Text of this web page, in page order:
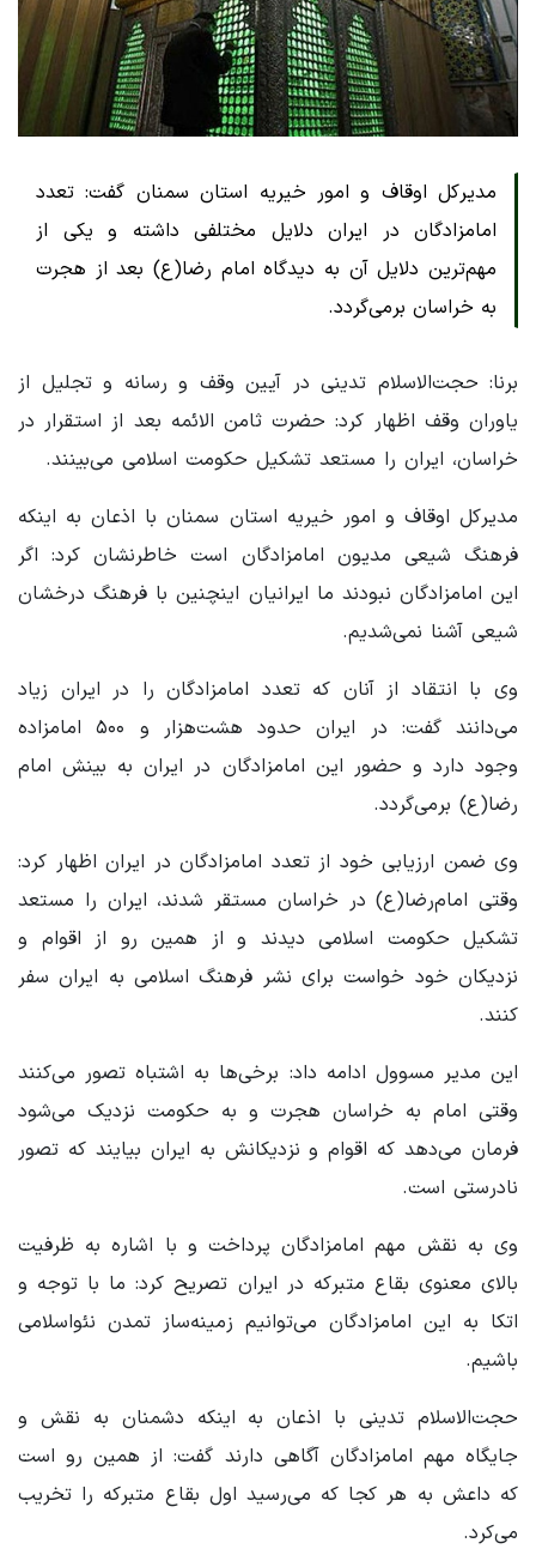
مدیرکل اوقاف و امور خیریه استان سمنان گفت: تعدد
امامزادگان در ایران دلایل مختلفی داشته و یکی از
مهم‌ترین دلایل آن به دیدگاه امام رضا(ع) بعد از هجرت
به خراسان برمی‌گردد.
برنا: حجت‌الاسلام تدینی در آیین وقف و رسانه و تجلیل از
یاوران وقف اظهار کرد: حضرت ثامن الائمه بعد از استقرار در
خراسان، ایران را مستعد تشکیل حکومت اسلامی می‌بینند.
مدیرکل اوقاف و امور خیریه استان سمنان با اذعان به اینکه
فرهنگ شیعی مدیون امامزادگان است خاطرنشان کرد: اگر
این امامزادگان نبودند ما ایرانیان اینچنین با فرهنگ درخشان
شیعی آشنا نمی‌شدیم.
وی با انتقاد از آنان که تعدد امامزادگان را در ایران زیاد
می‌دانند گفت: در ایران حدود هشت‌هزار و ۵۰۰ امامزاده
وجود دارد و حضور این امامزادگان در ایران به بینش امام
رضا(ع) برمی‌گردد.
وی ضمن ارزیابی خود از تعدد امامزادگان در ایران اظهار کرد:
وقتی امام‌رضا(ع) در خراسان مستقر شدند، ایران را مستعد
تشکیل حکومت اسلامی دیدند و از همین رو از اقوام و
نزدیکان خود خواست برای نشر فرهنگ اسلامی به ایران سفر
کنند.
این مدیر مسوول ادامه داد: برخی‌ها به اشتباه تصور می‌کنند
وقتی امام به خراسان هجرت و به حکومت نزدیک می‌شود
فرمان می‌دهد که اقوام و نزدیکانش به ایران بیایند که تصور
نادرستی است.
وی به نقش مهم امامزادگان پرداخت و با اشاره به ظرفیت
بالای معنوی بقاع متبرکه در ایران تصریح کرد: ما با توجه و
اتکا به این امامزادگان می‌توانیم زمینه‌ساز تمدن نئواسلامی
باشیم.
حجت‌الاسلام تدینی با اذعان به اینکه دشمنان به نقش و
جایگاه مهم امامزادگان آگاهی دارند گفت: از همین رو است
که داعش به هر کجا که می‌رسید اول بقاع متبرکه را تخریب
می‌کرد.